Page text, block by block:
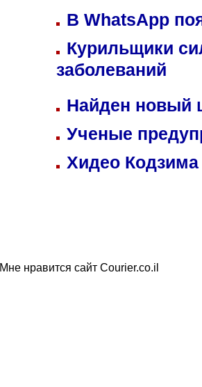
В WhatsApp
Курильщики
заболеваний
Найден
Ученые
Хидео
Мне нравится сайт Courier.co.il